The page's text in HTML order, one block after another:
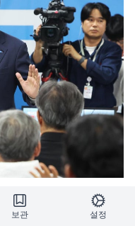
한 조국혁신당... 군
보관 설정